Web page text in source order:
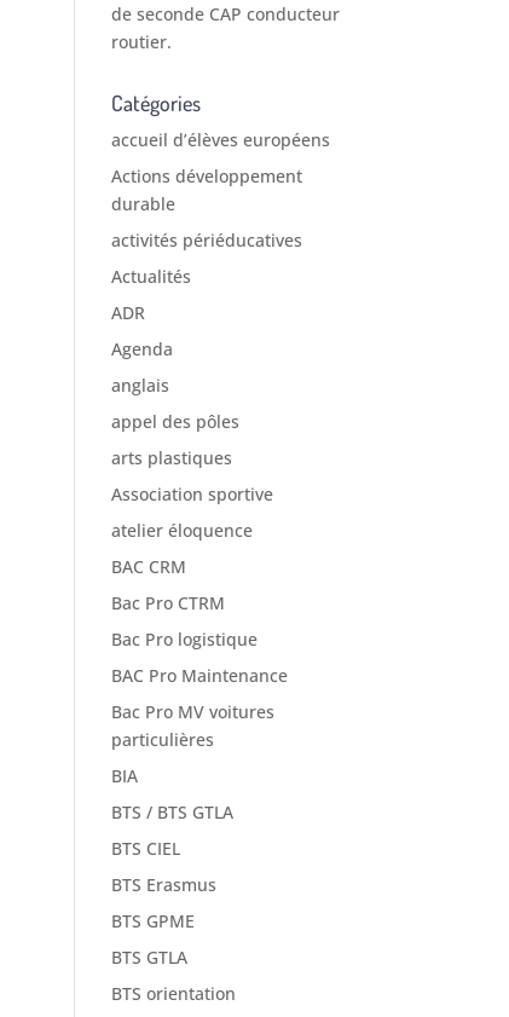
de seconde CAP conducteur
routier.
Catégories
accueil d’élèves européens
Actions développement
durable
activités périéducatives
Actualités
ADR
Agenda
anglais
appel des pôles
arts plastiques
Association sportive
atelier éloquence
BAC CRM
Bac Pro CTRM
Bac Pro logistique
BAC Pro Maintenance
Bac Pro MV voitures
particulières
BIA
BTS / BTS GTLA
BTS CIEL
BTS Erasmus
BTS GPME
BTS GTLA
BTS orientation